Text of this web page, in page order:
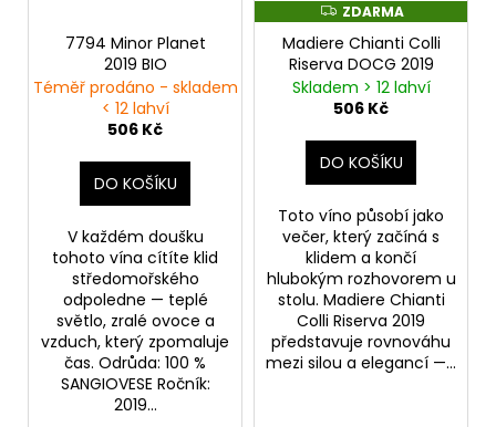
7794 Minor Planet
2019 BIO
Téměř prodáno - skladem
< 12 lahví
506 Kč
DO KOŠÍKU
V každém doušku
tohoto vína cítíte klid
středomořského
odpoledne — teplé
světlo, zralé ovoce a
vzduch, který zpomaluje
čas. Odrůda: 100 %
SANGIOVESE Ročník:
2019...
Z
D
A
M
A
ZDARMA
Madiere Chianti Colli
Riserva DOCG 2019
Skladem > 12 lahví
506 Kč
DO KOŠÍKU
Toto víno působí jako
večer, který začíná s
klidem a končí
hlubokým rozhovorem u
stolu. Madiere Chianti
Colli Riserva 2019
představuje rovnováhu
mezi silou a elegancí —...